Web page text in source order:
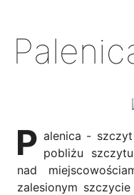
P alenica -
pobliżu
nad
zalesionym